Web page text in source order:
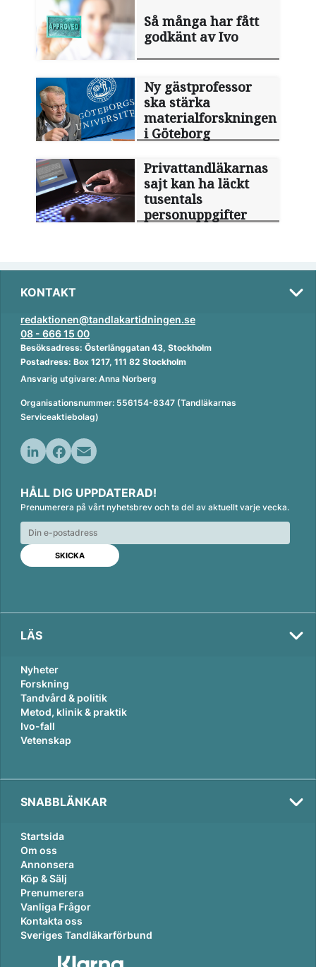
Så många har fått
godkänt av Ivo
Ny gästprofessor
ska stärka
materialforskningen
i Göteborg
Privattandläkarnas
sajt kan ha läckt
tusentals
personuppgifter
KONTAKT
redaktionen@tandlakartidningen.se
08 - 666 15 00
Besöksadress: Österlånggatan 43, Stockholm
Postadress: Box 1217, 111 82 Stockholm
Ansvarig utgivare: Anna Norberg
Organisationsnummer: 556154-8347 (Tandläkarnas
Serviceaktiebolag)
n
k
e
d
n
c
e
b
o
o
k
a
i
l
HÅLL DIG UPPDATERAD!
Prenumerera på vårt nyhetsbrev och ta del av aktuellt varje vecka.
LÄS
Nyheter
Forskning
Tandvård & politik
Metod, klinik & praktik
Ivo-fall
Vetenskap
SNABBLÄNKAR
Startsida
Om oss
Annonsera
Köp & Sälj
Prenumerera
Vanliga Frågor
Kontakta oss
Sveriges Tandläkarförbund